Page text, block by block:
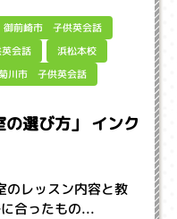
御前崎市 子供英会話
会話 浜松本校
川市 子供英会話
の選び方」 インク
のレッスン内容と教
合ったもの...